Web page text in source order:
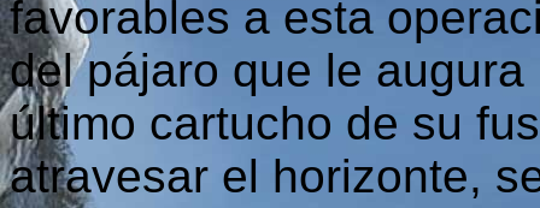
favorables a esta
del pájaro que le
último cartucho de su
atravesar el horizonte,